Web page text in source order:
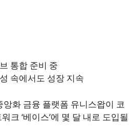
통합 준비 중
속에서도 성장 지속
화 금융 플랫폼 유니스왑이 코
크 ‘베이스’에 몇 달 내로 도입될